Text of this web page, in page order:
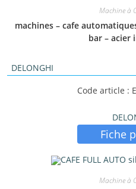
Machine à
machines – cafe
bar – acier
DELONGHI
Code article :
Fiche
Machine à